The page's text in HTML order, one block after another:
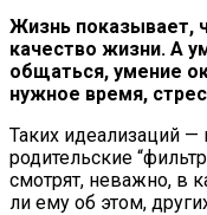
Жизнь показывает,
качество жизни. А
общаться, умение
нужное время,
Таких идеализаций —
родительские
смотрят, неважно, в
ли ему об этом,